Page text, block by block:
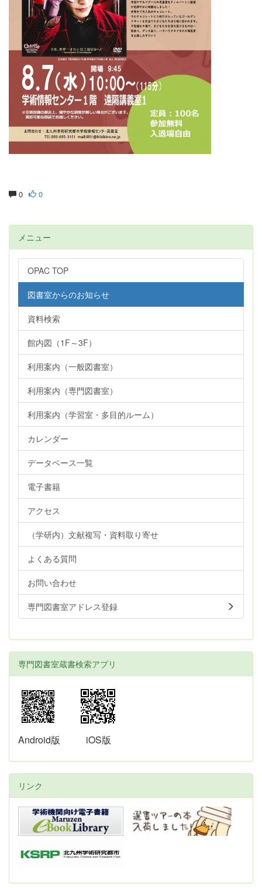
0 0
メニュー
OPAC TOP
図書室からのお知らせ
資料検索
館内図（1F～3F）
利用案内（一般図書室）
利用案内（専門図書室）
利用案内（学習室・多目的ルーム）
カレンダー
データベース一覧
電子書籍
アクセス
（学研内）文献複写・資料取り寄せ
よくある質問
お問い合わせ
専門図書室アドレス登録
専門図書室蔵書検索アプリ
Android版 iOS版
リンク